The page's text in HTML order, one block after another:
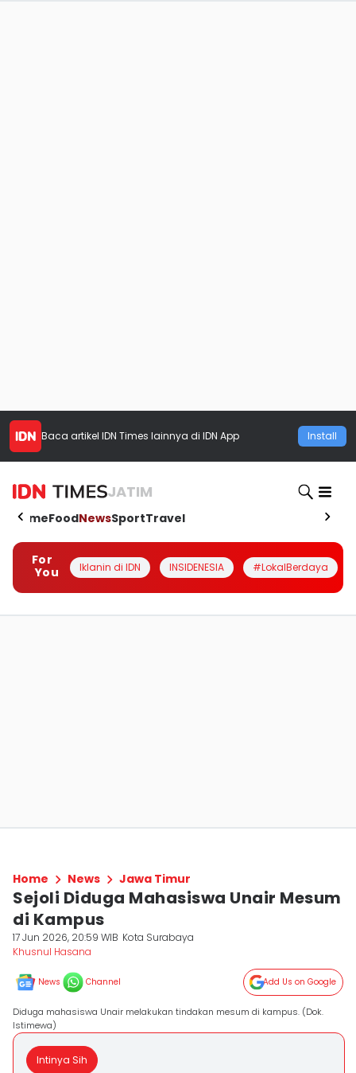
Baca artikel IDN Times lainnya di IDN App Install
JATIM
HomeFoodNewsSportTravel
For
You
Iklanin di IDN INSIDENESIA #LokalBerdaya
Home News Jawa Timur
Sejoli Diduga Mahasiswa Unair Mesum
di Kampus
17 Jun 2026, 20:59 WIB Kota Surabaya
Khusnul Hasana
News Channel Add Us on Google
Diduga mahasiswa Unair melakukan tindakan mesum di kampus. (Dok.
Istimewa)
Intinya Sih